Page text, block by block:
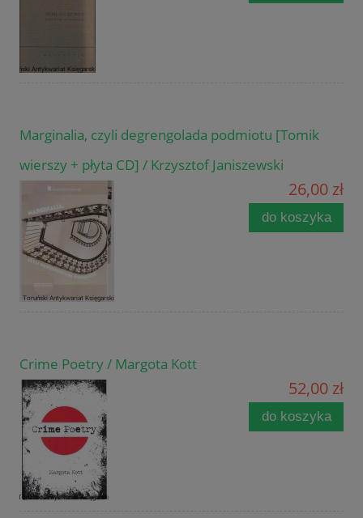
Marginalia, czyli degrengolada podmiotu [Tomik
wierszy + płyta CD] / Krzysztof Janiszewski
26,00 zł
do koszyka
Crime Poetry / Margota Kott
52,00 zł
do koszyka